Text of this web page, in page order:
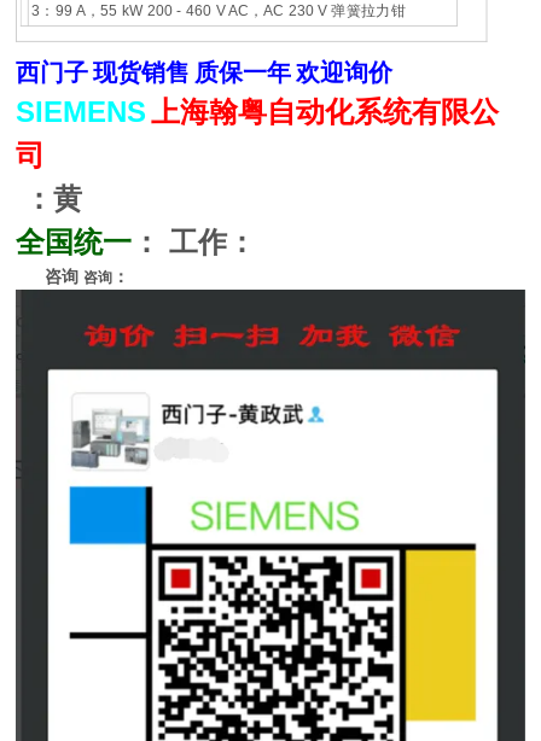
3：99 A，55 kW 200 - 460 V AC，AC 230 V 弹簧拉力钳
西门子 现货销售 质保一年 欢迎询价
SIEMENS 上海翰粤自动化系统有限公
司
：黄
全国统一 ： 工作：
咨询 咨询 ：